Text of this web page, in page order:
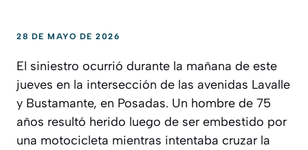
28 DE MAYO DE 2026
El siniestro ocurrió durante la mañana de este
jueves en la intersección de las avenidas Lavalle
y Bustamante, en Posadas. Un hombre de 75
años resultó herido luego de ser embestido por
una motocicleta mientras intentaba cruzar la